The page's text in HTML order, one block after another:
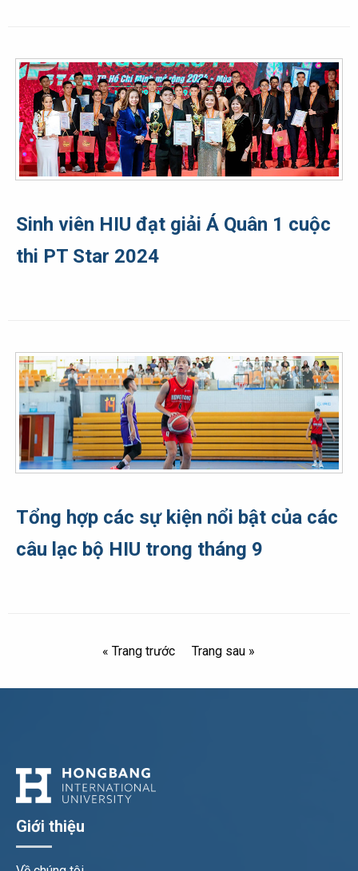
Sinh viên HIU đạt giải Á Quân 1 cuộc
thi PT Star 2024
Tổng hợp các sự kiện nổi bật của các
câu lạc bộ HIU trong tháng 9
« Trang trước Trang sau »
Giới thiệu